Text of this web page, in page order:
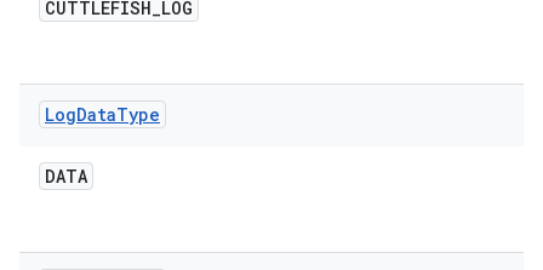
CUTTLEFISH_LOG
LogDataType
DATA